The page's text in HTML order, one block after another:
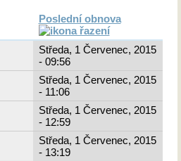
Poslední obnova
Středa, 1 Červenec, 2015
- 09:56
Středa, 1 Červenec, 2015
- 11:06
Středa, 1 Červenec, 2015
- 12:59
Středa, 1 Červenec, 2015
- 13:19